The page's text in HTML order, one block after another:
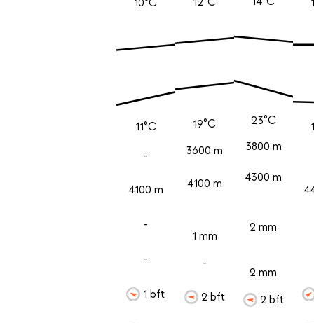
11°C
-
4100 m
-
-
1 bft
19°C
3600 m
4100 m
1 mm
-
2 bft
23°C
3800 m
4300 m
2 mm
2 mm
2 bft